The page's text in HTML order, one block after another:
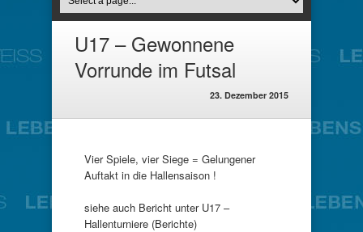
U17 – Gewonnene
Vorrunde im Futsal
23. Dezember 2015
Vier Spiele, vier Siege = Gelungener
Auftakt in die Hallensaison !
siehe auch Bericht unter U17 –
Hallenturniere (Berichte)